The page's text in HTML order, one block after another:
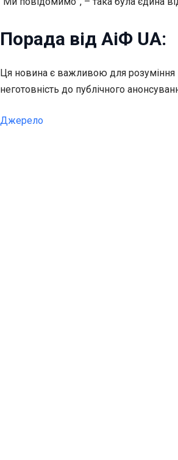
Порада від АіФ UA:
Ця новина є важливою для розуміння
неготовність до публічного
Джерело